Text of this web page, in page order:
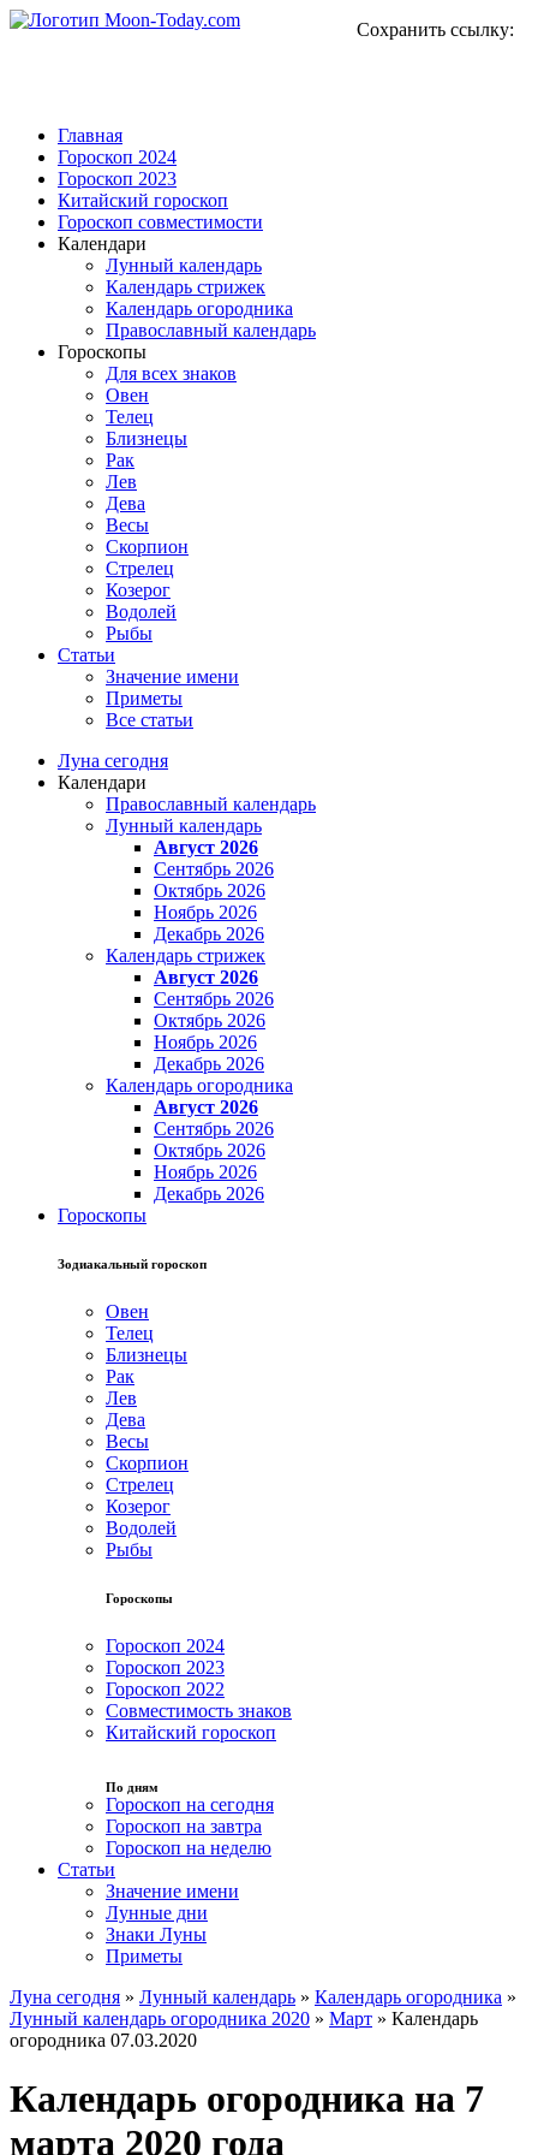
Сохранить ссылку:
Главная
Гороскоп 2024
Гороскоп 2023
Китайский гороскоп
Гороскоп совместимости
Календари
Лунный календарь
Календарь стрижек
Календарь огородника
Православный календарь
Гороскопы
Для всех знаков
Овен
Телец
Близнецы
Рак
Лев
Дева
Весы
Скорпион
Стрелец
Козерог
Водолей
Рыбы
Статьи
Значение имени
Приметы
Все статьи
Луна сегодня
Календари
Православный календарь
Лунный календарь
Август 2026
Сентябрь 2026
Октябрь 2026
Ноябрь 2026
Декабрь 2026
Календарь стрижек
Август 2026
Сентябрь 2026
Октябрь 2026
Ноябрь 2026
Декабрь 2026
Календарь огородника
Август 2026
Сентябрь 2026
Октябрь 2026
Ноябрь 2026
Декабрь 2026
Гороскопы
Зодиакальный гороскоп
Овен
Телец
Близнецы
Рак
Лев
Дева
Весы
Скорпион
Стрелец
Козерог
Водолей
Рыбы
Гороскопы
Гороскоп 2024
Гороскоп 2023
Гороскоп 2022
Совместимость знаков
Китайский гороскоп
По дням
Гороскоп на сегодня
Гороскоп на завтра
Гороскоп на неделю
Статьи
Значение имени
Лунные дни
Знаки Луны
Приметы
Луна сегодня » Лунный календарь » Календарь огородника »
Лунный календарь огородника 2020 » Март » Календарь
огородника 07.03.2020
Календарь огородника на 7
марта 2020 года